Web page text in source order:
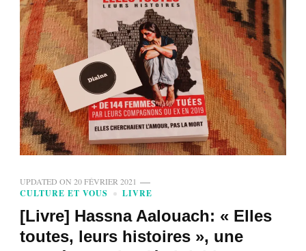
UPDATED ON 20 FÉVRIER 2021
CULTURE ET VOUS LIVRE
[Livre] Hassna Aalouach: « Elles
toutes, leurs histoires », une